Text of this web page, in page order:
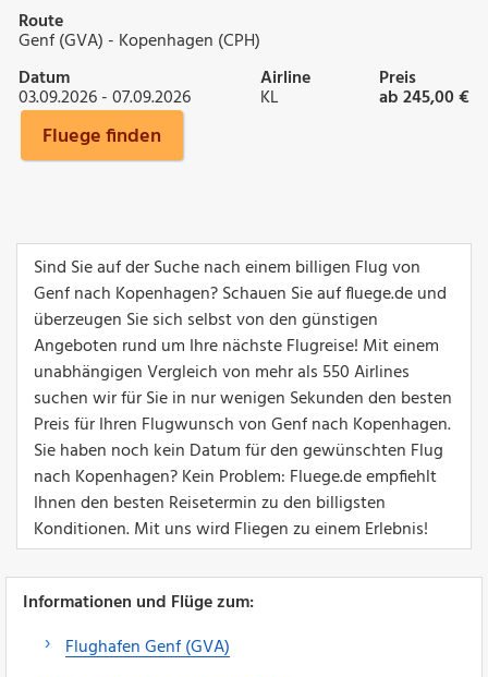
Route
Genf (GVA) - Kopenhagen (CPH)
Datum
03.09.2026 - 07.09.2026
Airline
KL
Preis
ab 245,00 €
Fluege finden
Sind Sie auf der Suche nach einem billigen Flug von
Genf nach Kopenhagen? Schauen Sie auf fluege.de und
überzeugen Sie sich selbst von den günstigen
Angeboten rund um Ihre nächste Flugreise! Mit einem
unabhängigen Vergleich von mehr als 550 Airlines
suchen wir für Sie in nur wenigen Sekunden den besten
Preis für Ihren Flugwunsch von Genf nach Kopenhagen.
Sie haben noch kein Datum für den gewünschten Flug
nach Kopenhagen? Kein Problem: Fluege.de empfiehlt
Ihnen den besten Reisetermin zu den billigsten
Konditionen. Mit uns wird Fliegen zu einem Erlebnis!
Informationen und Flüge zum:
Flughafen Genf (GVA)